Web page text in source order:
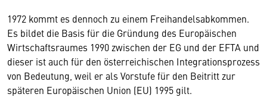
1972 kommt es dennoch zu einem Freihandelsabkommen.
Es bildet die Basis für die Gründung des Europäischen
Wirtschaftsraumes 1990 zwischen der EG und der EFTA und
dieser ist auch für den österreichischen Integrationsprozess
von Bedeutung, weil er als Vorstufe für den Beitritt zur
späteren Europäischen Union (EU) 1995 gilt.